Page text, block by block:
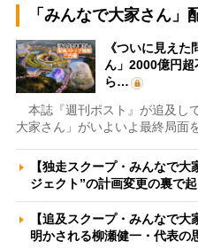
「みんなで大家さん
《ついに見え
ん」2000億円超
ら…
本誌『週刊ポスト』が追及し
大家さん」がいよいよ最終局面
【独走スクープ・みんなで
ジェクト”の計画変更の裏で
【追及スクープ・みんなで
明かされる柳瀬健一・代表の